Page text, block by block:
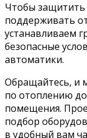
Чтобы защитить
поддерживать
устанавливаем
безопасные
автоматики.
Обращайтесь, и
по отоплению
помещения.
подбор
в удобный вам